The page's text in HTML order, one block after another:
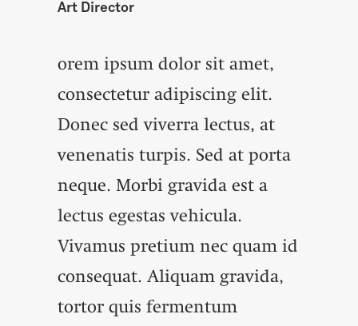
Art Director
orem ipsum dolor sit amet,
consectetur adipiscing elit.
Donec sed viverra lectus, at
venenatis turpis. Sed at porta
neque. Morbi gravida est a
lectus egestas vehicula.
Vivamus pretium nec quam id
consequat. Aliquam gravida,
tortor quis fermentum